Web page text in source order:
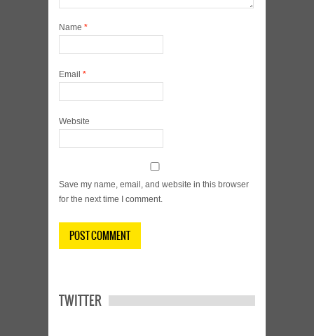
Name *
Email *
Website
Save my name, email, and website in this browser
for the next time I comment.
TWITTER